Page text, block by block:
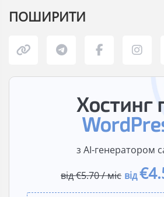
ПОШИРИТИ
Хостинг
з AI-генератором
від €5.70 / міс від